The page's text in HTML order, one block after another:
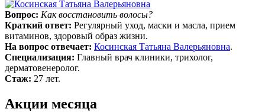
Вопрос: Как восстановить волосы?
Краткий ответ: Регулярный уход, маски и масла, прием
витаминов, здоровый образ жизни.
На вопрос отвечает: Косинская Татьяна Валерьяновна.
Специализация: Главный врач клиники, трихолог,
дерматовенеролог.
Стаж: 27 лет.
Акции месяца